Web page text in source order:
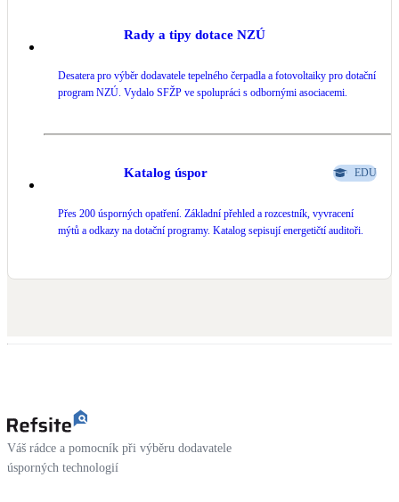
Rekuperace tepla odpadní vody
Doplňkové zdroje vytápění
LED osvětlení
Rady a tipy dotace NZÚ
Desatera pro výběr dodavatele tepelného čerpadla a fotovoltaiky pro dotační
program NZÚ. Vydalo SFŽP ve spolupráci s odbornými asociacemi.
Katalog úspor EDU
Přes 200 úsporných opatření. Základní přehled a rozcestník, vyvracení
mýtů a odkazy na dotační programy. Katalog sepisují energetičtí auditoři.
Váš rádce a pomocník při výběru dodavatele
úsporných technologií